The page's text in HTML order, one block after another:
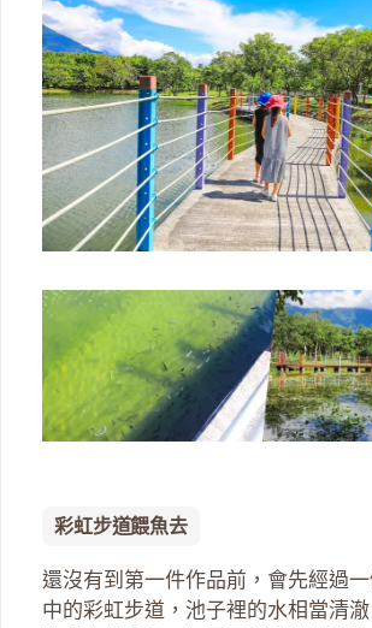
彩虹步道餵魚去
還沒有到第一件作品前，會先經過
中的彩虹步道，池子裡的水相當清